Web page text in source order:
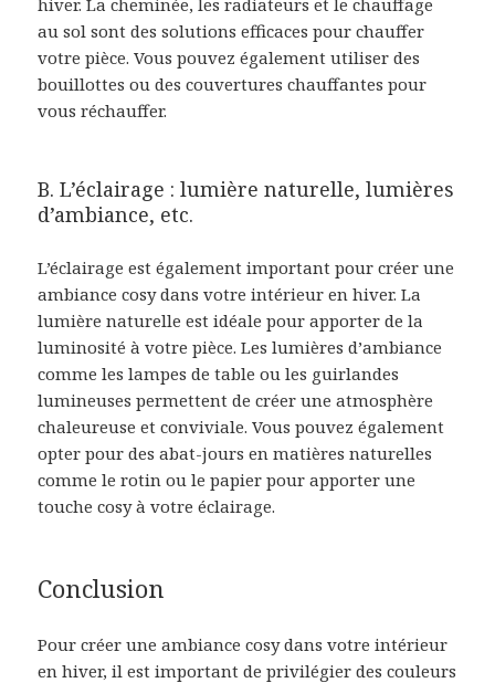
au sol sont des solutions efficaces pour chauffer
votre pièce. Vous pouvez également utiliser des
bouillottes ou des couvertures chauffantes pour
vous réchauffer.
B. L’éclairage : lumière naturelle, lumières
d’ambiance, etc.
L’éclairage est également important pour créer une
ambiance cosy dans votre intérieur en hiver. La
lumière naturelle est idéale pour apporter de la
luminosité à votre pièce. Les lumières d’ambiance
comme les lampes de table ou les guirlandes
lumineuses permettent de créer une atmosphère
chaleureuse et conviviale. Vous pouvez également
opter pour des abat-jours en matières naturelles
comme le rotin ou le papier pour apporter une
touche cosy à votre éclairage.
Conclusion
Pour créer une ambiance cosy dans votre intérieur
en hiver, il est important de privilégier des couleurs